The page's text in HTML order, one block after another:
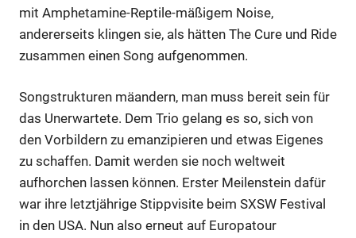
mit Amphetamine-Reptile-mäßigem Noise,
andererseits klingen sie, als hätten The Cure und Ride
zusammen einen Song aufgenommen.
Songstrukturen mäandern, man muss bereit sein für
das Unerwartete. Dem Trio gelang es so, sich von
den Vorbildern zu emanzipieren und etwas Eigenes
zu schaffen. Damit werden sie noch weltweit
aufhorchen lassen können. Erster Meilenstein dafür
war ihre letztjährige Stippvisite beim SXSW Festival
in den USA. Nun also erneut auf Europatour